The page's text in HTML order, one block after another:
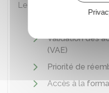
Le salarié bénéficie des
Validation des
(VAE)
Priorité de
Accès à la